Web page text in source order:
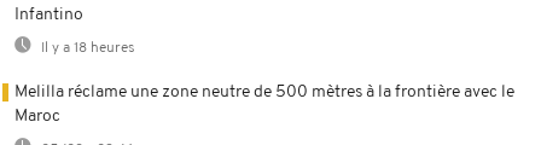
Infantino
Il y a 18 heures
Melilla réclame une zone neutre de 500 mètres à la frontière avec le
Maroc